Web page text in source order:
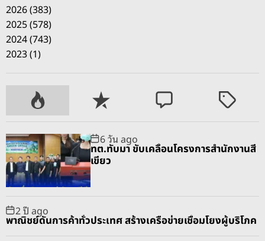
2026 (383)
2025 (578)
2024 (743)
2023 (1)
P
o
p
u
l
a
r
R
e
c
e
n
C
o
m
m
e
T
g
g
e
6 วัน ago
ทต.ทับมา ขับเคลื่อนโครงการสำนักงานสี
เขียว
2 ปี ago
พาณิชย์ดันการค้าทั่วประเทศ สร้างเครือข่ายเชื่อมโยงผู้บริโภค